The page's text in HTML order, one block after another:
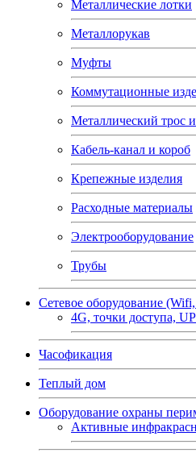
Металлические лотки
Металлорукав
Муфты
Коммутационные
Металлический трос
Кабель-канал и короб
Крепежные изделия
Расходные материалы
Электрооборудование
Трубы
Сетевое оборудование
4G, точки доступа,
Часофикация
Теплый дом
Оборудование охраны
Активные